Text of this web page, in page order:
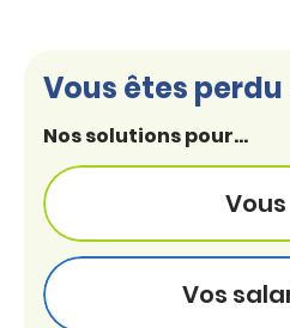
Vous êtes perdu
Nos solutions pour...
Vous
Vos